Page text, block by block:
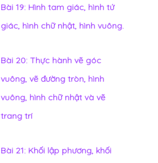
Bài 19: Hình tam giác, hình tứ
giác, hình chữ nhật, hình vuông.
Bài 20: Thực hành vẽ góc
vuông, vẽ đường tròn, hình
vuông, hình chữ nhật và vẽ
trang trí
Bài 21: Khối lập phương, khối